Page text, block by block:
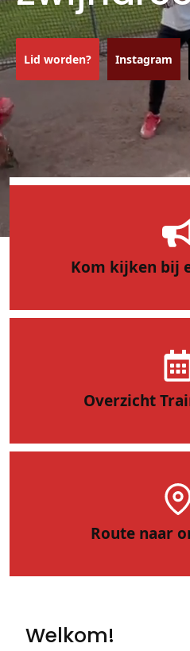
Lid worden? Instagram
Kom kijken bij
Overzicht
Route naar
Welkom!